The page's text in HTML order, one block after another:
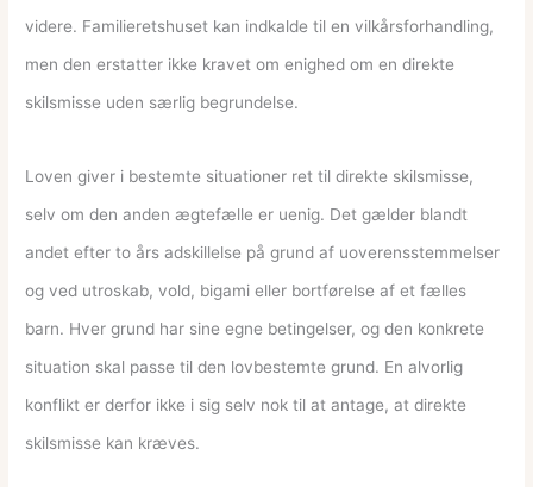
videre. Familieretshuset kan indkalde til en vilkårsforhandling,
men den erstatter ikke kravet om enighed om en direkte
skilsmisse uden særlig begrundelse.
Loven giver i bestemte situationer ret til direkte skilsmisse,
selv om den anden ægtefælle er uenig. Det gælder blandt
andet efter to års adskillelse på grund af uoverensstemmelser
og ved utroskab, vold, bigami eller bortførelse af et fælles
barn. Hver grund har sine egne betingelser, og den konkrete
situation skal passe til den lovbestemte grund. En alvorlig
konflikt er derfor ikke i sig selv nok til at antage, at direkte
skilsmisse kan kræves.